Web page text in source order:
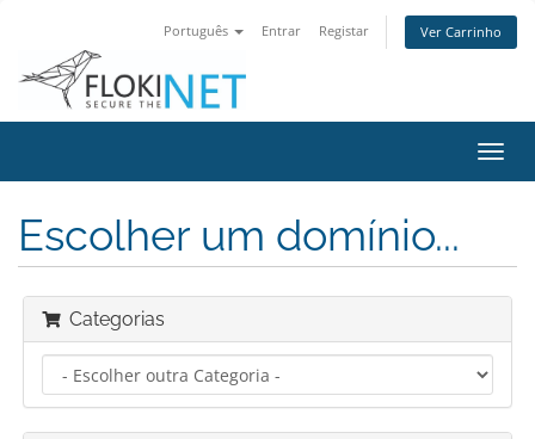
Português Entrar Registar Ver Carrinho
Escolher um domínio...
Categorias